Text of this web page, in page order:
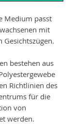
Medium passt
mit
bestehen aus
Richtlinien des
für die
von
werden.